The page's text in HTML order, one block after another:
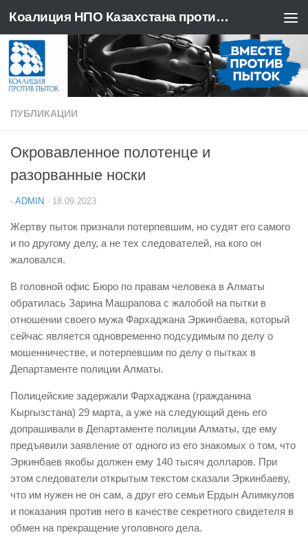
Перейти к содержимому Коалиция НПО Казахстана против пыток
ПУБЛИКАЦИИ
Окровавленное полотенце и
разорванные носки
- ADMIN · 18.09.2023
Жертву пыток признали потерпевшим, но судят его самого
и по другому делу, а не тех следователей, на кого он
жаловался.
В головной офис Бюро по правам человека в Алматы
обратилась Зарина Машрапова с жалобой на пытки в
отношении своего мужа Фархаджана Эркинбаева, который
сейчас является одновременно подсудимым по делу о
мошенничестве, и потерпевшим по делу о пытках в
Департаменте полиции Алматы.
Полицейские задержали Фархаджана (гражданина
Кыргызстана) 29 марта, а уже на следующий день его
допрашивали в Департаменте полиции Алматы, где ему
предъявили заявление от одного из его знакомых о том, что
Эркинбаев якобы должен ему 140 тысяч долларов. При
этом следователи открытым текстом сказали Эркинбаеву,
что им нужен не он сам, а друг его семьи Ердын Алимкулов
и показания против него в качестве секретного свидетеля в
обмен на прекращение уголовного дела.